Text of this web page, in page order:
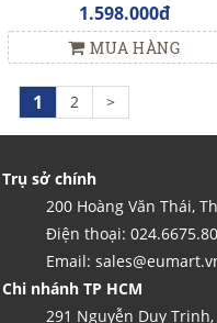
1.598.000đ
MUA HÀNG
1 2 >
Trụ sở chính
200 Hoàng Văn Thái,
Điện thoại:
Email:
Chi nhánh TP HCM
291 Nguyễn Duy